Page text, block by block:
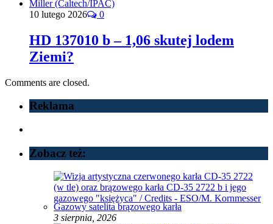
10 lutego 2026 0
HD 137010 b – 1,06 skutej lodem
Ziemi?
Comments are closed.
Reklama
Zobacz też:
Gazowy satelita brązowego karła
3 sierpnia, 2026